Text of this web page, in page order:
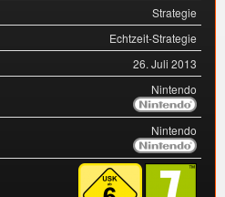
Strategie
Echtzeit-Strategie
26. Juli 2013
Nintendo
Nintendo